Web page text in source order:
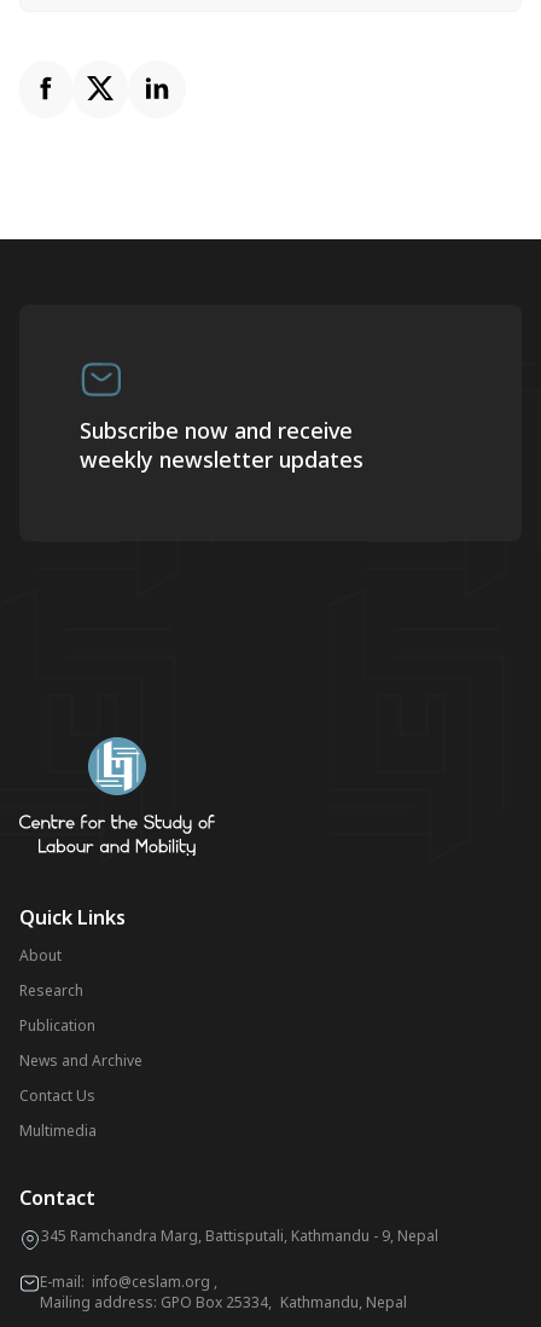
Subscribe now and receive
weekly newsletter updates
Quick Links
About
Research
Publication
News and Archive
Contact Us
Multimedia
Contact
345 Ramchandra Marg, Battisputali, Kathmandu - 9, Nepal
E-mail: info@ceslam.org ,
Mailing address: GPO Box 25334, Kathmandu, Nepal